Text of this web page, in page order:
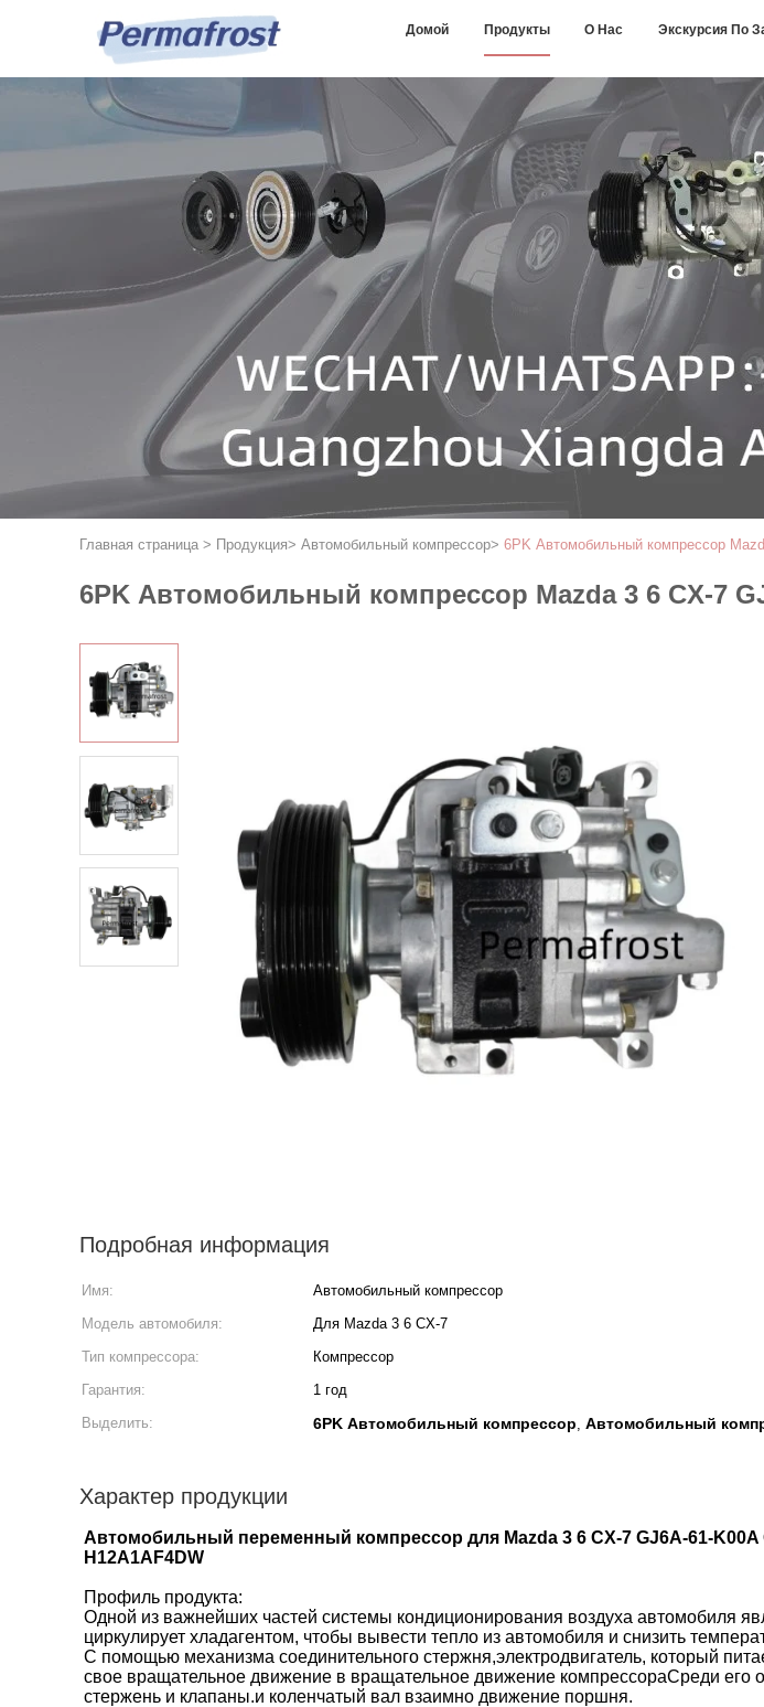
Домой Продукты О Нас Экскурсия По
Главная страница > Продукция> Автомобильный компрессор> 6PK Автомобильный компрессор
6PK Автомобильный компрессор Mazda 3 6 CX-7
Подробная информация
Имя: Автомобильный компрессор
Модель автомобиля:
Для Mazda 3 6 CX-7
Тип компрессора:
Компрессор
Гарантия:
1 год
Выделить:
6PK Автомобильный компрессор, Автомобильный
Характер продукции
Автомобильный переменный компрессор для Mazda 3 6 CX-7 GJ6A-61-K00A
H12A1AF4DW
Профиль продукта:
Одной из важнейших частей системы кондиционирования воздуха автомобиля
циркулирует хладагентом, чтобы вывести тепло из автомобиля и снизить
С помощью механизма соединительного стержня,электродвигатель, который
свое вращательное движение в вращательное движение компрессораСреди его
стержень и клапаны.и коленчатый вал взаимно движение поршня.